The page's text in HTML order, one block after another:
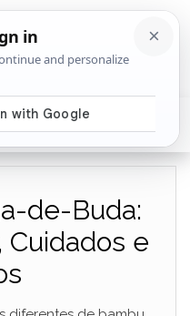
de-Buda:
Cuidados e